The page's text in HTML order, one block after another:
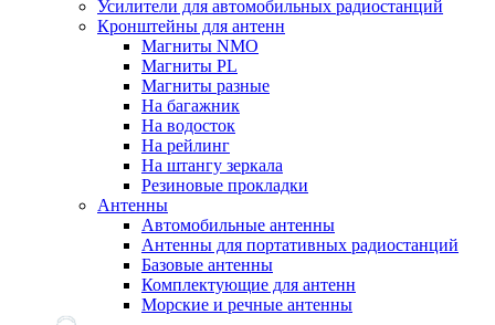
Усилители для автомобильных радиостанций
Кронштейны для антенн
Магниты NMO
Магниты PL
Магниты разные
На багажник
На водосток
На рейлинг
На штангу зеркала
Резиновые прокладки
Антенны
Автомобильные антенны
Антенны для портативных радиостанций
Базовые антенны
Комплектующие для антенн
Морские и речные антенны